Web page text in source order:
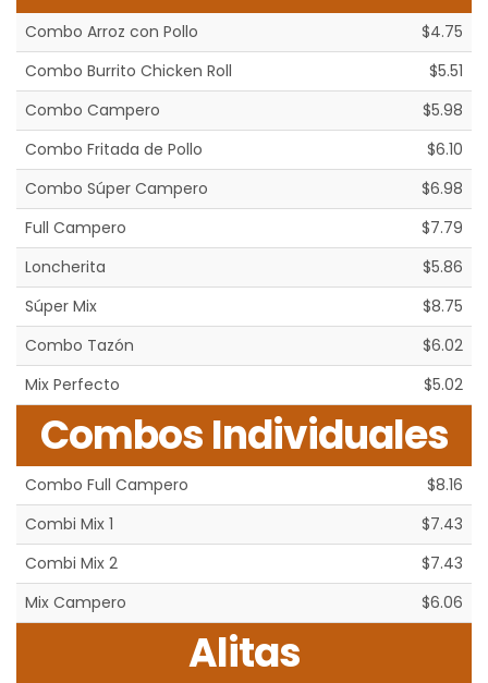
Combo Arroz con Pollo
$4.75
Combo Burrito Chicken Roll
$5.51
Combo Campero
$5.98
Combo Fritada de Pollo
$6.10
Combo Súper Campero
$6.98
Full Campero
$7.79
Loncherita
$5.86
Súper Mix
$8.75
Combo Tazón
$6.02
Mix Perfecto
$5.02
Combos Individuales
Combo Full Campero
$8.16
Combi Mix 1
$7.43
Combi Mix 2
$7.43
Mix Campero
$6.06
Alitas